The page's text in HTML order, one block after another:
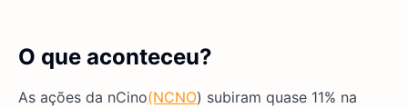
O que aconteceu?
As ações da nCino(NCNO) subiram quase 11% na